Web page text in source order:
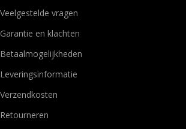
Veelgestelde vragen
Garantie en klachten
Betaalmogelijkheden
Leveringsinformatie
Verzendkosten
Retourneren